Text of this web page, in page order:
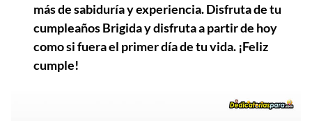
más de sabiduría y experiencia. Disfruta de tu
cumpleaños Brigida y disfruta a partir de hoy
como si fuera el primer día de tu vida. ¡Feliz
cumple!